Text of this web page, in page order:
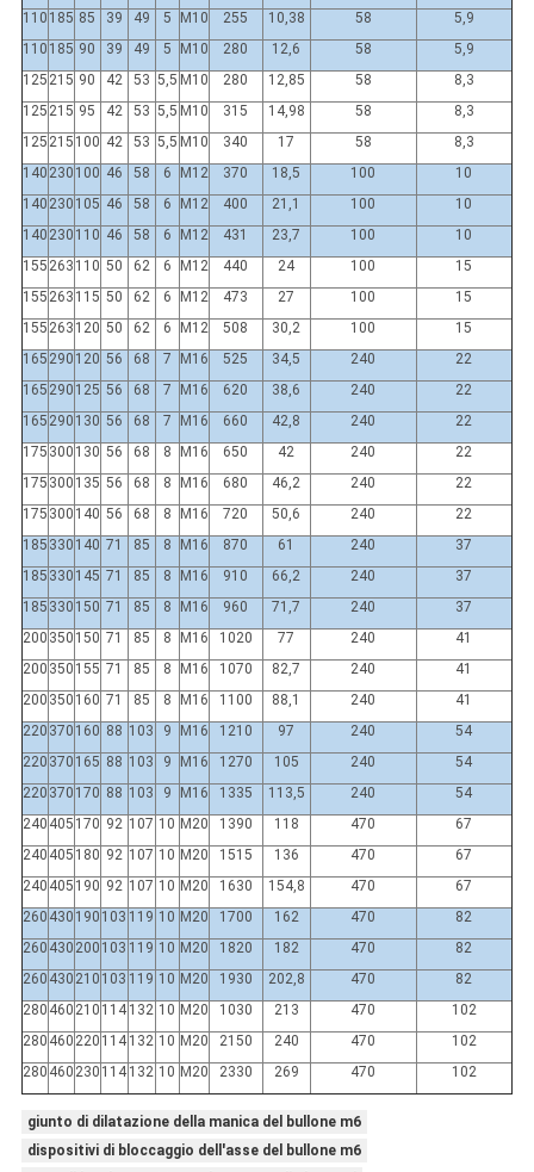
110 185 85 39 49 5 M10 255 10,38 58
5,9
110 185 90 39 49 5 M10 280 12,6 58
5,9
125 215 90 42 53 5,5 M10 280 12,85 58
8,3
125 215 95 42 53 5,5 M10 315 14,98 58
8,3
125 215 100 42 53 5,5 M10 340 17 58
8,3
140 230 100 46 58 6 M12 370 18,5 100
10
140 230 105 46 58 6 M12 400 21,1 100
10
140 230 110 46 58 6 M12 431 23,7 100
10
155 263 110 50 62 6 M12 440 24 100
15
155 263 115 50 62 6 M12 473 27 100
15
155 263 120 50 62 6 M12 508 30,2 100
15
165 290 120 56 68 7 M16 525 34,5 240
22
165 290 125 56 68 7 M16 620 38,6 240
22
165 290 130 56 68 7 M16 660 42,8 240
22
175 300 130 56 68 8 M16 650 42 240
22
175 300 135 56 68 8 M16 680 46,2 240
22
175 300 140 56 68 8 M16 720 50,6 240
22
185 330 140 71 85 8 M16 870 61 240
37
185 330 145 71 85 8 M16 910 66,2 240
37
185 330 150 71 85 8 M16 960 71,7 240
37
200 350 150 71 85 8 M16 1020 77 240
41
200 350 155 71 85 8 M16 1070 82,7 240
41
200 350 160 71 85 8 M16 1100 88,1 240
41
220 370 160 88 103 9 M16 1210 97 240
54
220 370 165 88 103 9 M16 1270 105 240
54
220 370 170 88 103 9 M16 1335 113,5 240
54
240 405 170 92 107 10 M20 1390 118 470
67
240 405 180 92 107 10 M20 1515 136 470
67
240 405 190 92 107 10 M20 1630 154,8 470
67
260 430 190 103 119 10 M20 1700 162 470
82
260 430 200 103 119 10 M20 1820 182 470
82
260 430 210 103 119 10 M20 1930 202,8 470
82
280 460 210 114132 10 M20 1030 213 470
102
280 460 220 114132 10 M20 2150 240 470
102
280 460 230 114132 10 M20 2330 269 470 102
giunto di dilatazione della manica del bullone m6
dispositivi di bloccaggio dell'asse del bullone m6